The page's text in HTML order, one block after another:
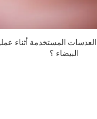
المستخدمة أثناء
البيضاء ؟